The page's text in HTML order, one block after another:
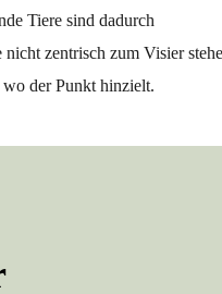
Tiere sind dadurch
zentrisch zum Visier
wo der Punkt hinzielt.